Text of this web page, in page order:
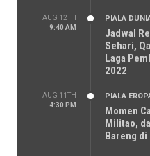
AUG 12TH
9:40 AM
PIALA
Jadwal
Sehari,
Laga
2022
AUG 11TH
4:30 PM
PIALA
Momen
Militao,
Bareng di